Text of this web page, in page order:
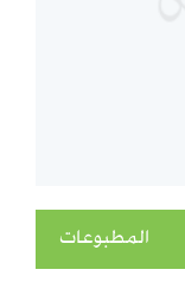
المطبوعات